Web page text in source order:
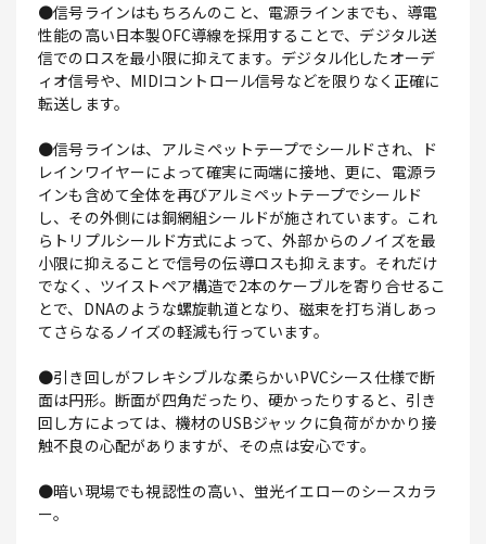
●信号ラインはもちろんのこと、電源ラインまでも、導電
性能の高い日本製OFC導線を採用することで、デジタル送
信でのロスを最小限に抑えてます。デジタル化したオーデ
ィオ信号や、MIDIコントロール信号などを限りなく正確に
転送します。
●信号ラインは、アルミペットテープでシールドされ、ド
レインワイヤーによって確実に両端に接地、更に、電源ラ
インも含めて全体を再びアルミペットテープでシールド
し、その外側には銅網組シールドが施されています。これ
らトリプルシールド方式によって、外部からのノイズを最
小限に抑えることで信号の伝導ロスも抑えます。それだけ
でなく、ツイストペア構造で2本のケーブルを寄り合せるこ
とで、DNAのような螺旋軌道となり、磁束を打ち消しあっ
てさらなるノイズの軽減も行っています。
●引き回しがフレキシブルな柔らかいPVCシース仕様で断
面は円形。断面が四角だったり、硬かったりすると、引き
回し方によっては、機材のUSBジャックに負荷がかかり接
触不良の心配がありますが、その点は安心です。
●暗い現場でも視認性の高い、蛍光イエローのシースカラ
ー。